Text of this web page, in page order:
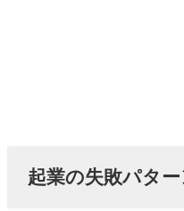
起業の失敗パタ